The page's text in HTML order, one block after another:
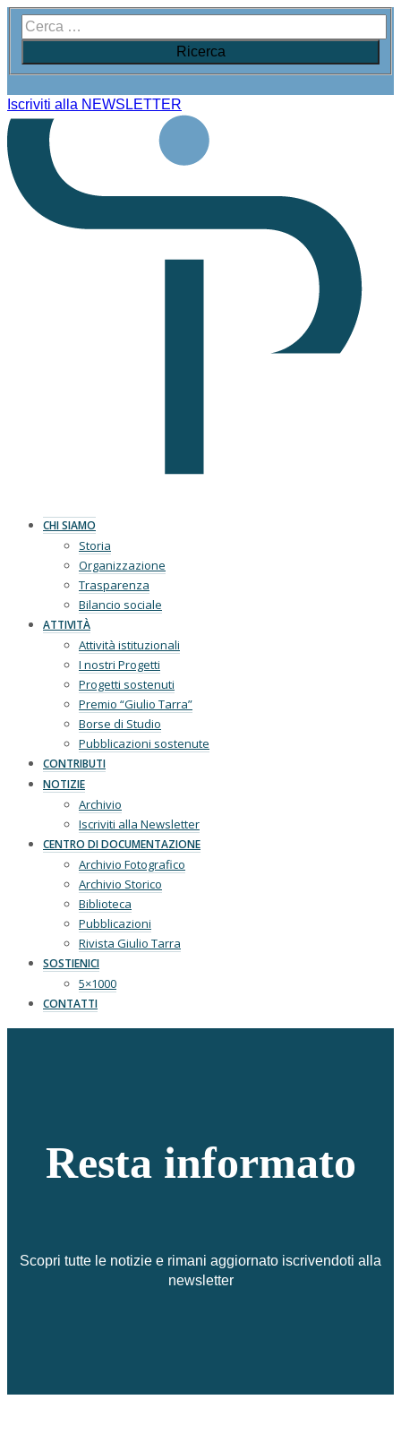
Iscriviti alla NEWSLETTER
CHI SIAMO
Storia
Organizzazione
Trasparenza
Bilancio sociale
ATTIVITÀ
Attività istituzionali
I nostri Progetti
Progetti sostenuti
Premio “Giulio Tarra”
Borse di Studio
Pubblicazioni sostenute
CONTRIBUTI
NOTIZIE
Archivio
Iscriviti alla Newsletter
CENTRO DI DOCUMENTAZIONE
Archivio Fotografico
Archivio Storico
Biblioteca
Pubblicazioni
Rivista Giulio Tarra
SOSTIENICI
5×1000
CONTATTI
Resta informato
Scopri tutte le notizie e rimani aggiornato iscrivendoti alla
newsletter